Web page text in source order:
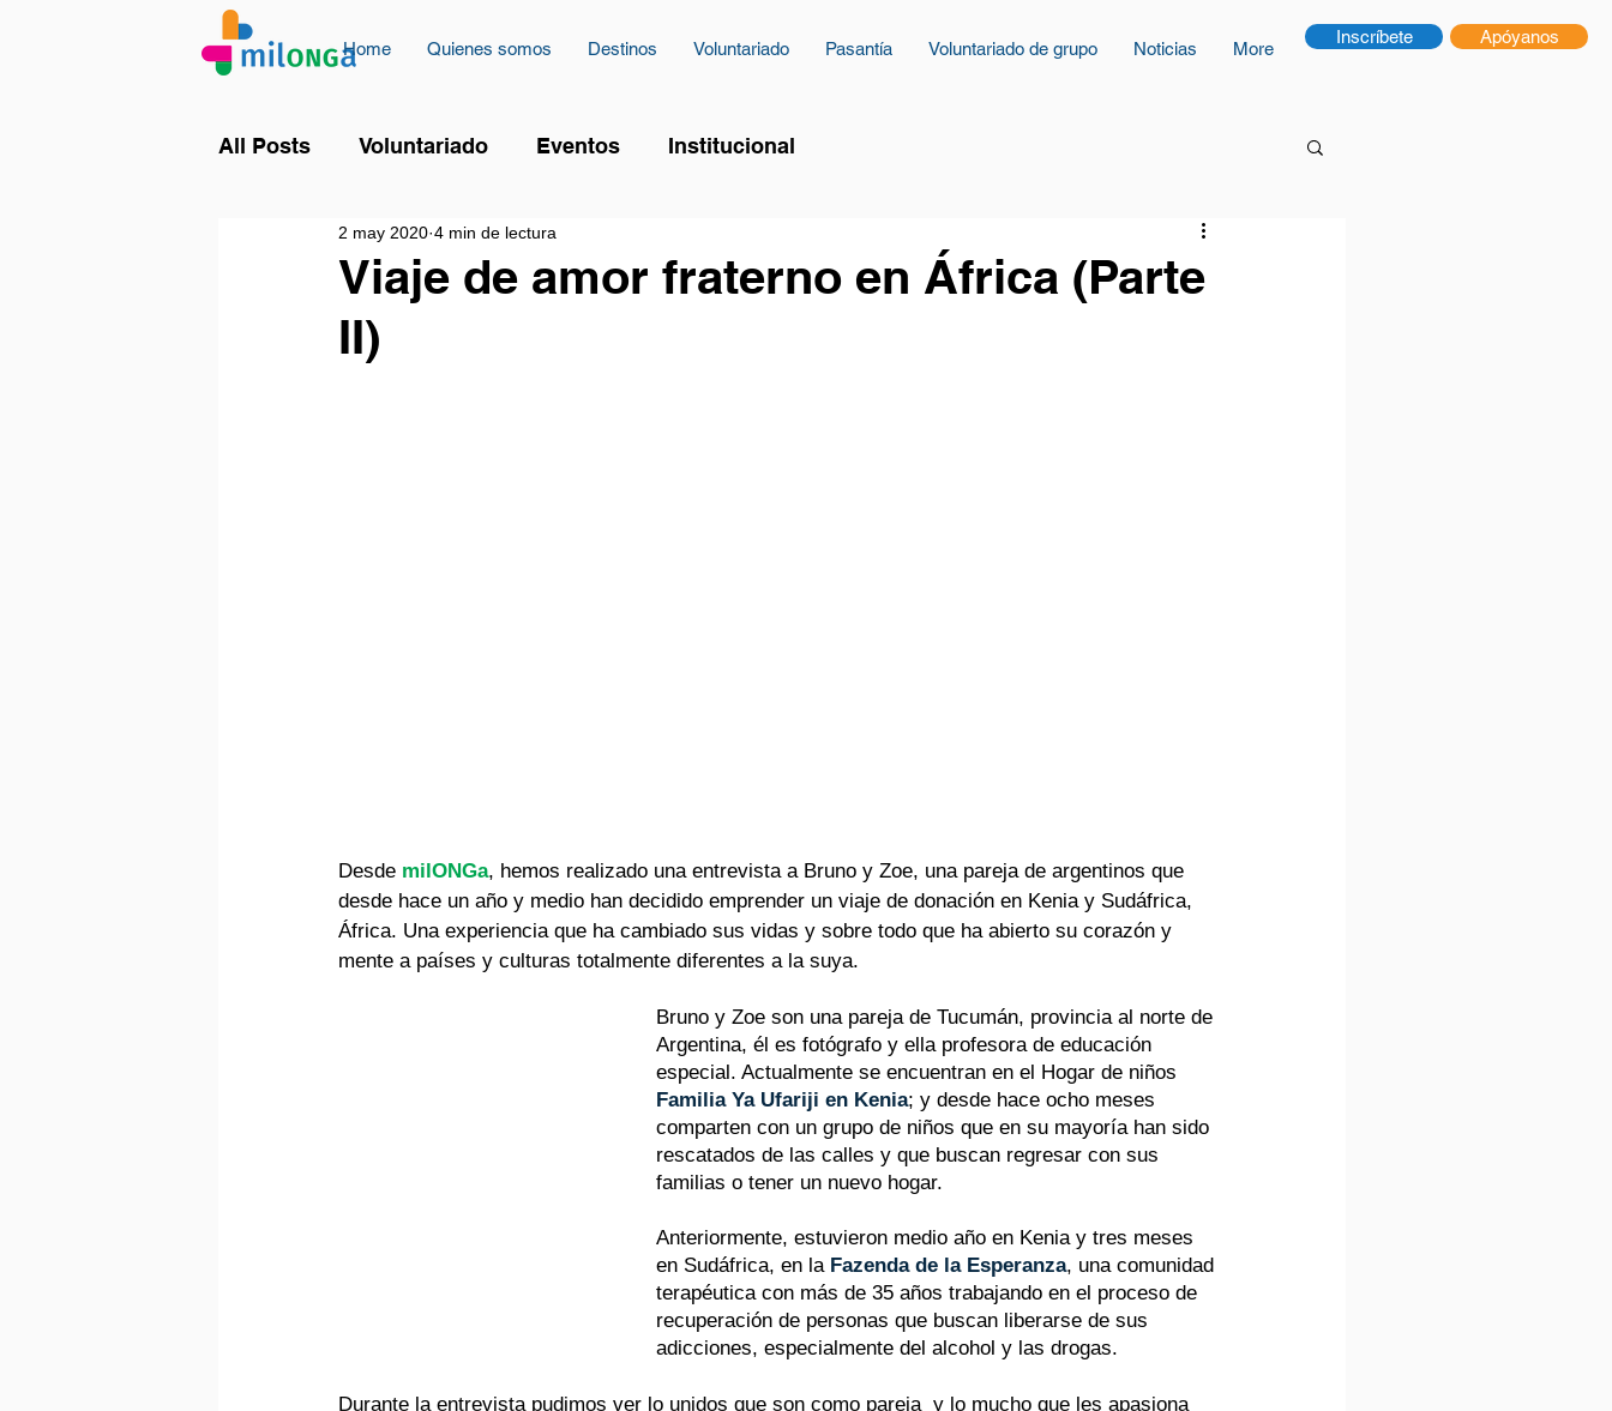
Apóyanos
Inscríbete
Home Quienes somos Destinos Voluntariado Pasantía Voluntariado de grupo Noticias More
All Posts Voluntariado Eventos Institucional
Viaje de amor fraterno en África (Parte
II)
2 may 2020 4 min de lectura
Desde milONGa, hemos realizado una entrevista a Bruno y Zoe, una pareja de argentinos que
desde hace un año y medio han decidido emprender un viaje de donación en Kenia y Sudáfrica,
África. Una experiencia que ha cambiado sus vidas y sobre todo que ha abierto su corazón y
mente a países y culturas totalmente diferentes a la suya.
Bruno y Zoe son una pareja de Tucumán, provincia al norte de
Argentina, él es fotógrafo y ella profesora de educación
especial. Actualmente se encuentran en el Hogar de niños
Familia Ya Ufariji en Kenia; y desde hace ocho meses
comparten con un grupo de niños que en su mayoría han sido
rescatados de las calles y que buscan regresar con sus
familias o tener un nuevo hogar.
Anteriormente, estuvieron medio año en Kenia y tres meses
en Sudáfrica, en la Fazenda de la Esperanza, una comunidad
terapéutica con más de 35 años trabajando en el proceso de
recuperación de personas que buscan liberarse de sus
adicciones, especialmente del alcohol y las drogas.
Durante la entrevista pudimos ver lo unidos que son como pareja  y lo mucho que les apasiona